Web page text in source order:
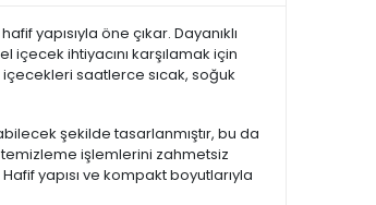
yapısıyla öne çıkar. Dayanıklı
ihtiyacını karşılamak için
içecekleri saatlerce sıcak, soğuk
şekilde tasarlanmıştır, bu da
temizleme işlemlerini zahmetsiz
yapısı ve kompakt boyutlarıyla